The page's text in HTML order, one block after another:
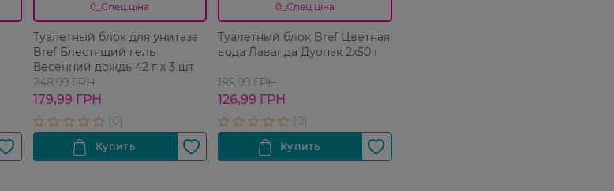
0_Спец.ціна
Туалетный блок для унитаза
Bref Блестящий гель
Весенний дождь 42 г х 3 шт
248,99 ГРН
179,99 ГРН
0_Спец.ціна
Туалетный блок Bref Цветная
вода Лаванда Дуопак 2х50 г
185,99 ГРН
126,99 ГРН